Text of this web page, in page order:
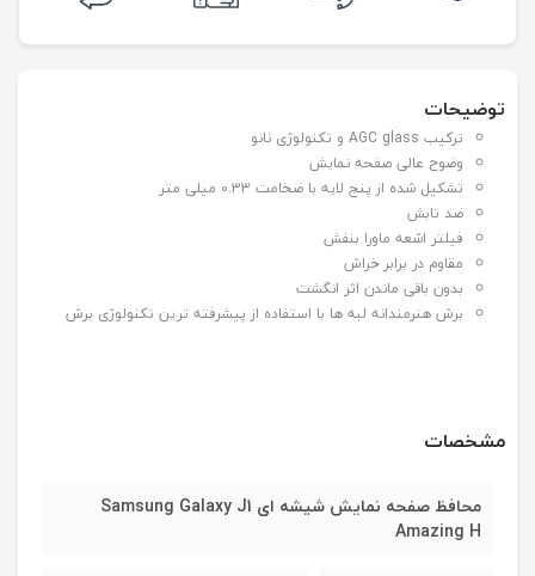
توضیحات
ترکیب AGC glass و تکنولوژی نانو
وضوح عالی صفحه نمایش
تشکیل شده از پنج لایه با ضخامت 0.33 میلی متر
ضد تابش
فیلتر اشعه ماورا بنفش
مقاوم در برابر خراش
بدون باقی ماندن اثر انگشت
برش هنرمندانه لبه ها با استفاده از پیشرفته ترین تکنولوژی برش
مشخصات
محافظ صفحه نمایش شیشه ای Samsung Galaxy J1
Amazing H